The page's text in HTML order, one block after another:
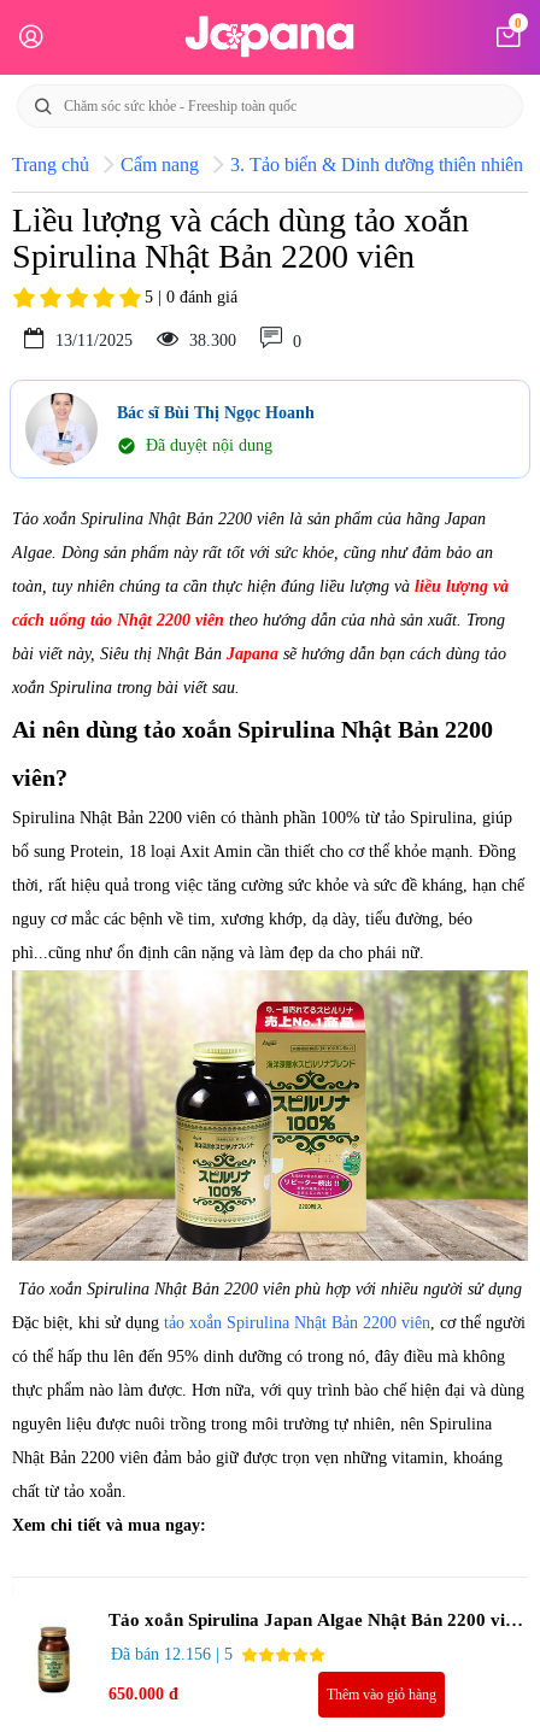
0
Trang chủ Cẩm nang 3. Tảo biển & Dinh dưỡng thiên nhiên
Liều lượng và cách dùng tảo xoắn
Spirulina Nhật Bản 2200 viên
5 | 0 đánh giá
13/11/2025 38.300 0
Bác sĩ Bùi Thị Ngọc Hoanh
check_circle Đã duyệt nội dung
Tảo xoắn Spirulina Nhật Bản 2200 viên là sản phẩm của hãng Japan
Algae. Dòng sản phẩm này rất tốt với sức khỏe, cũng như đảm bảo an
toàn, tuy nhiên chúng ta cần thực hiện đúng liều lượng và liều lượng và
cách uống tảo Nhật 2200 viên theo hướng dẫn của nhà sản xuất. Trong
bài viết này, Siêu thị Nhật Bản Japana sẽ hướng dẫn bạn cách dùng tảo
xoắn Spirulina trong bài viết sau.
Ai nên dùng tảo xoắn Spirulina Nhật Bản 2200
viên?
Spirulina Nhật Bản 2200 viên có thành phần 100% từ tảo Spirulina, giúp
bổ sung Protein, 18 loại Axit Amin cần thiết cho cơ thể khỏe mạnh. Đồng
thời, rất hiệu quả trong việc tăng cường sức khỏe và sức đề kháng, hạn chế
nguy cơ mắc các bệnh về tim, xương khớp, dạ dày, tiểu đường, béo
phì...cũng như ổn định cân nặng và làm đẹp da cho phái nữ.
Tảo xoắn Spirulina Nhật Bản 2200 viên phù hợp với nhiều người sử dụng
Đặc biệt, khi sử dụng tảo xoắn Spirulina Nhật Bản 2200 viên , cơ thể người
có thể hấp thu lên đến 95% dinh dưỡng có trong nó, đây điều mà không
thực phẩm nào làm được. Hơn nữa, với quy trình bào chế hiện đại và dùng
nguyên liệu được nuôi trồng trong môi trường tự nhiên, nên Spirulina
Nhật Bản 2200 viên đảm bảo giữ được trọn vẹn những vitamin, khoáng
chất từ tảo xoắn.
Xem chi tiết và mua ngay:
Tảo xoắn Spirulina Japan Algae Nhật Bản 2200 viên
(Chính hãng)
Đã bán 12.156 | 5
650.000 đ Thêm vào giỏ hàng